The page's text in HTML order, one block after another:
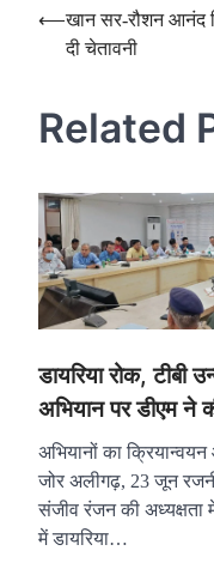
Post
navigation
⟵खान सर-रौशन आनंद
दी चेतावनी
Related
डायरिया रोक,
अभियान पर डीएम ने
अभियानों का
जोर अलीगढ़, 23 जून
संजीव रंजन की अध्यक्षता
में डायरिया…